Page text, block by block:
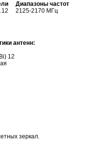
Диапазоны частот
2125-2170 МГц
антенн:
12
зеркал.